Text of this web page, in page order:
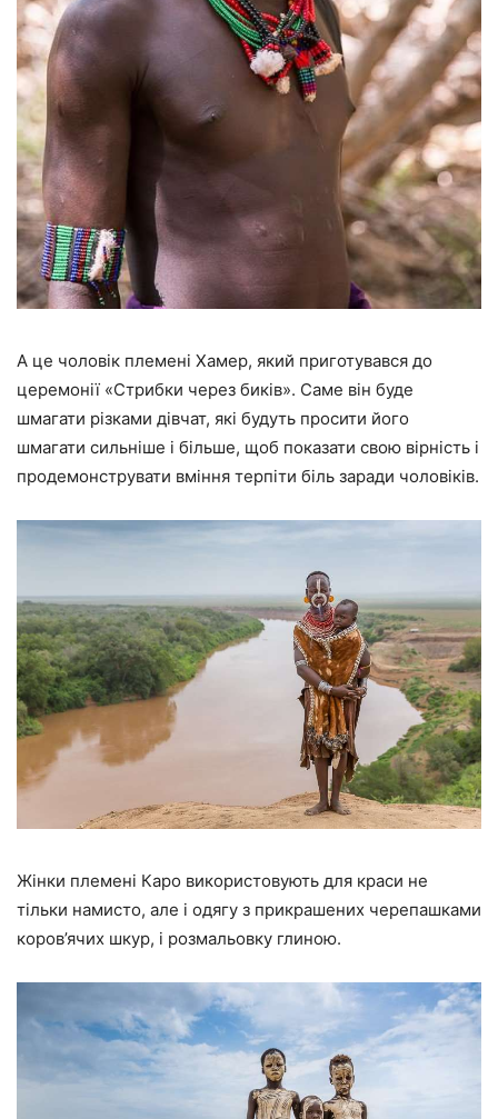
А це чоловік племені Хамер, який приготувався до
церемонії «Стрибки через биків». Саме він буде
шмагати різками дівчат, які будуть просити його
шмагати сильніше і більше, щоб показати свою вірність і
продемонструвати вміння терпіти біль заради чоловіків.
Жінки племені Каро використовують для краси не
тільки намисто, але і одягу з прикрашених черепашками
коров’ячих шкур, і розмальовку глиною.